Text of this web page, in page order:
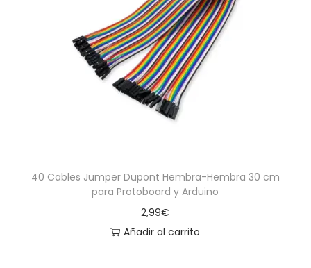
40 Cables Jumper Dupont Hembra-Hembra 30 cm
para Protoboard y Arduino
2,99€
Añadir al carrito